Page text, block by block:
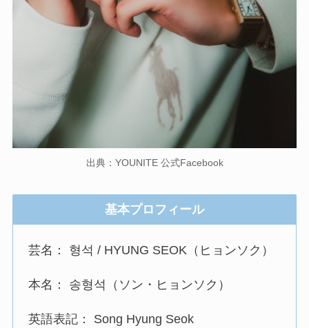
出典：YOUNITE 公式Facebook
基本プロフィール
芸名： 형석 / HYUNG SEOK（ヒョンソク）
本名： 송형석（ソン・ヒョンソク）
英語表記： Song Hyung Seok